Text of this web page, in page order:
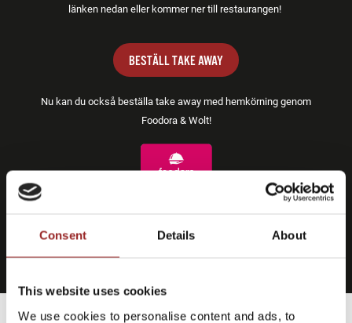
Consent Details About
This website uses cookies
We use cookies to personalise content and ads, to
länken nedan eller kommer ner till restaurangen!
BESTÄLL TAKE AWAY
Nu kan du också beställa take away med hemkörning genom
Foodora & Wolt!